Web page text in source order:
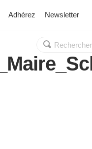
Adhérez Newsletter
Rechercher :
OK